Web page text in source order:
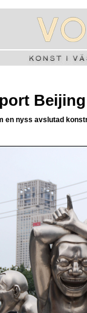
Beijing
en nyss avslutad